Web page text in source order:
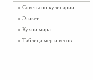
» Советы по кулинарии
» Этикет
» Кухни мира
» Таблица мер и весов